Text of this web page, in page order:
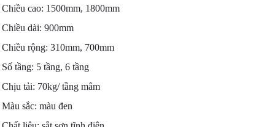
Chiều cao: 1500mm, 1800mm
Chiều dài: 900mm
Chiều rộng: 310mm, 700mm
Số tầng: 5 tầng, 6 tầng
Chịu tải: 70kg/ tầng mâm
Màu sắc: màu đen